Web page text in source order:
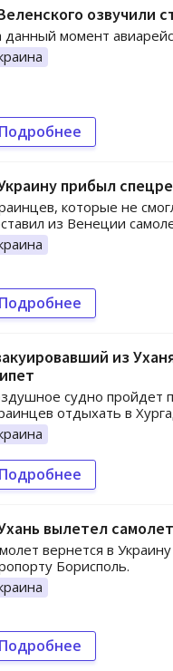
озвучили
данный момент
Подробнее
прибыл
которые не
из Венеции
Подробнее
из
судно пройдет
отдыхать в
Подробнее
вылетел
вернется в
Борисполь.
Подробнее